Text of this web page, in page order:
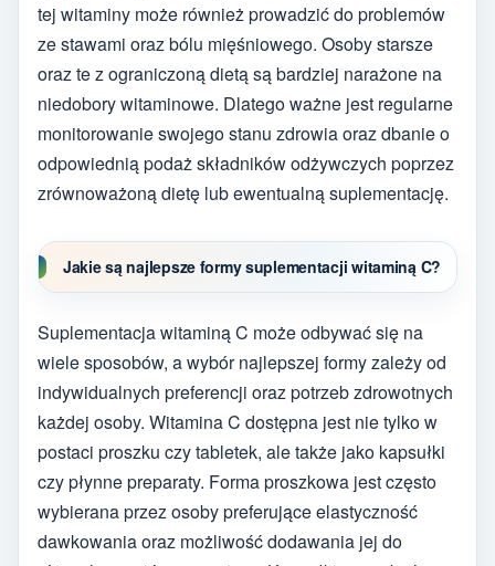
tej witaminy może również prowadzić do problemów
ze stawami oraz bólu mięśniowego. Osoby starsze
oraz te z ograniczoną dietą są bardziej narażone na
niedobory witaminowe. Dlatego ważne jest regularne
monitorowanie swojego stanu zdrowia oraz dbanie o
odpowiednią podaż składników odżywczych poprzez
zrównoważoną dietę lub ewentualną suplementację.
Jakie są najlepsze formy suplementacji witaminą C?
Suplementacja witaminą C może odbywać się na
wiele sposobów, a wybór najlepszej formy zależy od
indywidualnych preferencji oraz potrzeb zdrowotnych
każdej osoby. Witamina C dostępna jest nie tylko w
postaci proszku czy tabletek, ale także jako kapsułki
czy płynne preparaty. Forma proszkowa jest często
wybierana przez osoby preferujące elastyczność
dawkowania oraz możliwość dodawania jej do